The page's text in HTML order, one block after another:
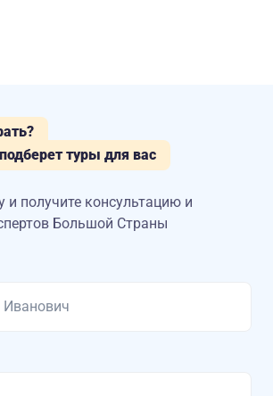
туры для вас
и получите консультацию и
Большой Страны